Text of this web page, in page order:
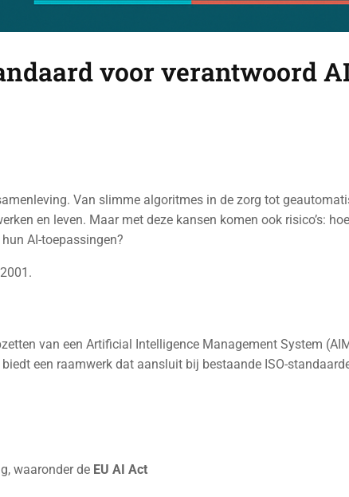
voor verantwoord
Van slimme algoritmes in de zorg tot
en leven. Maar met deze kansen komen ook risico’s:
AI-toepassingen?
van een Artificial Intelligence Management System
een raamwerk dat aansluit bij bestaande ISO-
waaronder de EU AI Act